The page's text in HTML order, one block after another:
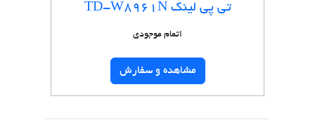
تی پی لینک TD-W8961N
اتمام موجودی
مشاهده و سفارش